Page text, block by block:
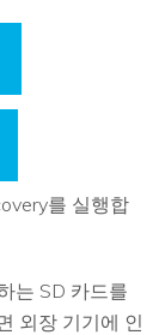
를 실행합
는 SD 카드를
외장 기기에 인